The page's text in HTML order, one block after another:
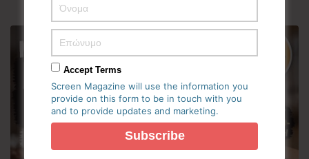
Accept Terms
Screen Magazine will use the information you
provide on this form to be in touch with you
and to provide updates and marketing.